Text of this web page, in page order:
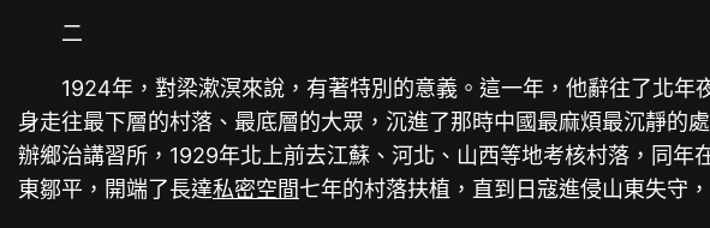
二
1924年，對梁漱溟來說，有著特別的意義。這一年，他辭往了北
身走往最下層的村落、最底層的大眾，沉進了那時中國最麻煩最沉靜的
辦鄉治講習所，1929年北上前去江蘇、河北、山西等地考核村落，同年
東鄒平，開端了長達私密空間七年的村落扶植，直到日寇進侵山東失守